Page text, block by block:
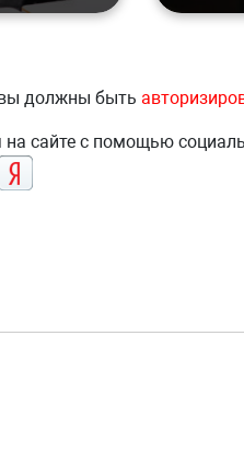
должны быть
на сайте с помощью